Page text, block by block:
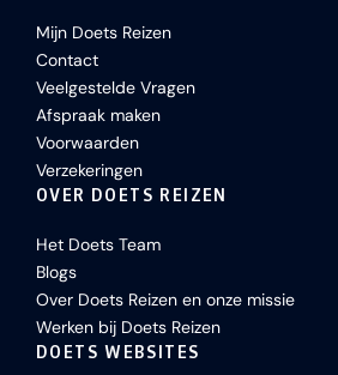
Mijn Doets Reizen
Contact
Veelgestelde Vragen
Afspraak maken
Voorwaarden
Verzekeringen
OVER DOETS REIZEN
Het Doets Team
Blogs
Over Doets Reizen en onze missie
Werken bij Doets Reizen
DOETS WEBSITES